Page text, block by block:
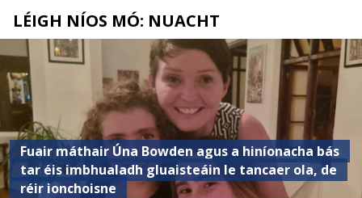
LÉIGH NÍOS MÓ: NUACHT
Fuair ​​máthair Úna Bowden agus a hiníonacha bás
tar éis imbhualadh gluaisteáin le tancaer ola, de
réir ionchoisne